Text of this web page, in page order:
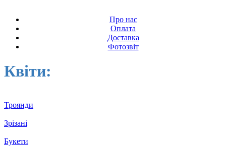
Про нас
Оплата
Доставка
Фотозвіт
Квіти:
Троянди
Зрізані
Букети